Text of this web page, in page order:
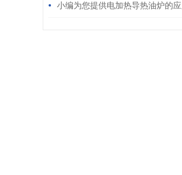
小编为您提供电加热导热油炉的应